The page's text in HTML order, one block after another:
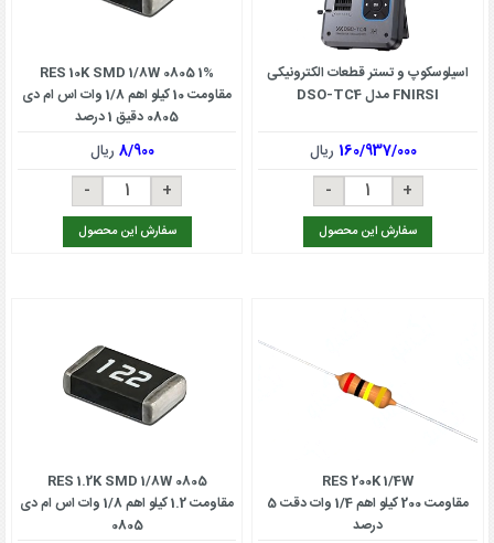
اسیلوسکوپ و تستر قطعات الکترونیکی
FNIRSI مدل DSO-TC4
160/937/000 ریال
سفارش این محصول
RES 10K SMD 1/8W 0805 1%
مقاومت 10 کیلو اهم 1/8 وات اس ام دی
0805 دقیق 1 درصد
8/900ریال
سفارش این محصول
RES 200K 1/4W
مقاومت 200 کیلو اهم 1/4 وات دقت 5
درصد
RES 1.2K SMD 1/8W 0805
مقاومت 1.2 کیلو اهم 1/8 وات اس ام دی
0805